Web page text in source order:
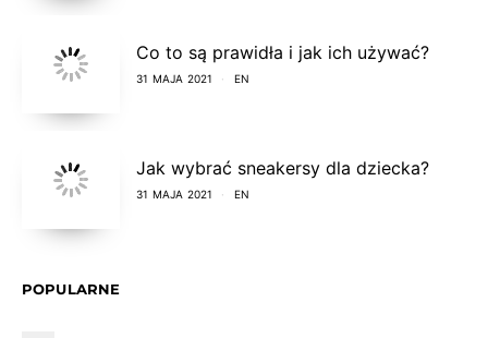
Co to są prawidła i jak ich używać?
31 MAJA 2021 EN
Jak wybrać sneakersy dla dziecka?
31 MAJA 2021 EN
POPULARNE